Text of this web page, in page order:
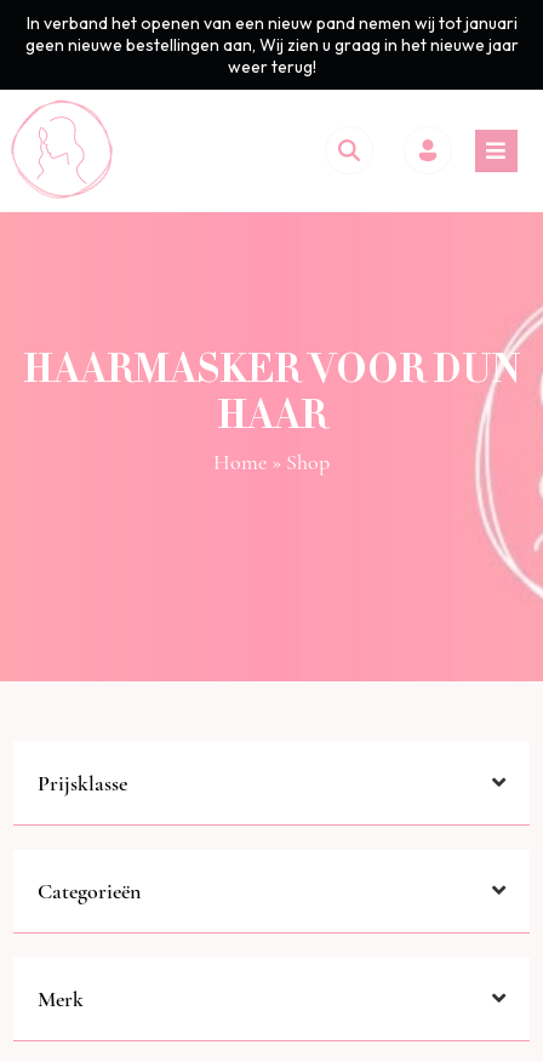
In verband het openen van een nieuw pand nemen wij tot januari
geen nieuwe bestellingen aan, Wij zien u graag in het nieuwe jaar
weer terug!
HAARMASKER VOOR DUN
HAAR
Home » Shop
Prijsklasse
Categorieën
Merk